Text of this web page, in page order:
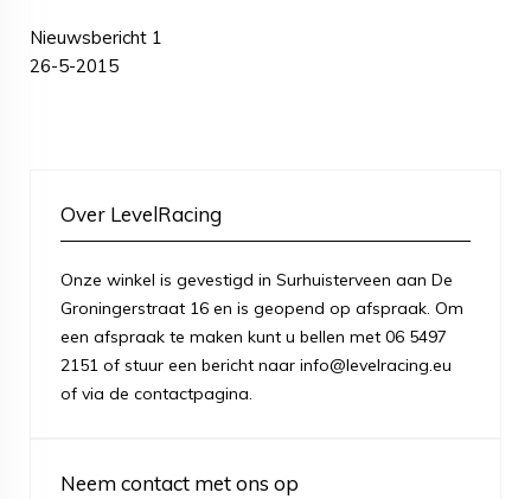
Nieuwsbericht 1
26-5-2015
Over LevelRacing
Onze winkel is gevestigd in Surhuisterveen aan De
Groningerstraat 16 en is geopend op afspraak. Om
een afspraak te maken kunt u bellen met 06 5497
2151 of stuur een bericht naar info@levelracing.eu
of via de contactpagina.
Neem contact met ons op